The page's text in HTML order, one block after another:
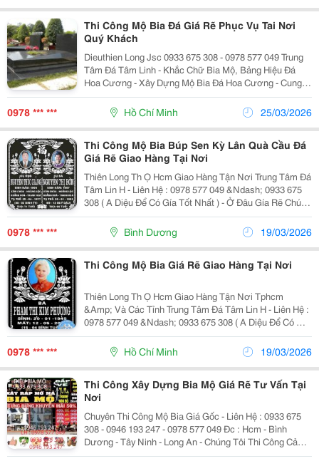
Thi Công Mộ Bia Đá Giá Rẽ Phục Vụ Tai Nơi
Quý Khách
Dieuthien Long Jsc 0933 675 308 - 0978 577 049 Trung
Tâm Đá Tâm Linh - Khắc Chữ Bia Mộ, Bảng Hiệu Đá
Hoa Cương - Xây Dựng Mộ Bia Đá Hoa Cương - Cung
Cấp Búp Sen, Kỳ Lân Đá, Để Trụ Mộ - Hủ Lưu Tro Cốt +
Quách Lưu Xương Cốt, Đá Non Nư
0978 *** *** Hồ Chí Minh 25/03/2026
Thi Công Mộ Bia Búp Sen Kỳ Lân Quà Cầu Đá
Giá Rẽ Giao Hàng Tại Nơi
Thiên Long Th Ọ Hcm Giao Hàng Tận Nơi Trung Tâm Đá
Tâm Lin H - Liên Hệ : 0978 577 049 &Ndash; 0933 675
308 ( A Diệu Để Có Gía Tốt Nhất ) - Ở Đâu Gía Rẽ Chúng
Tôi Rẽ Hơn. + Sản Phẩm Của Lòng Thành &Amp; Chữ
Hiếu. * Chuyên S Ản Xuất,
0978 *** *** Bình Dương 19/03/2026
Thi Công Mộ Bia Giá Rẽ Giao Hàng Tại Nơi
Thiên Long Th Ọ Hcm Giao Hàng Tận Nơi Tphcm
&Amp; Và Các Tỉnh Trung Tâm Đá Tâm Lin H - Liên Hệ :
0978 577 049 &Ndash; 0933 675 308 ( A Diệu Để Có Gía
Tốt Nhất ) - Ở Đâu Gía Rẽ Chúng Tôi Rẽ Hơn. + Sản
Phẩm Của Lòng Thành &Amp; Chữ Hiếu.
0978 *** *** Hồ Chí Minh 19/03/2026
Thi Công Xây Dựng Bia Mộ Giá Rẽ Tư Vấn Tại
Nơi
Chuyên Thi Công Mộ Bia Giá Gốc - Liên Hệ : 0933 675
308 - 0946 193 247 - 0978 577 049 Đc : Hcm - Bình
Dương - Tây Ninh - Long An - Chúng Tôi Thi Công Cả
Nước Tư Vấn Tại Nơi